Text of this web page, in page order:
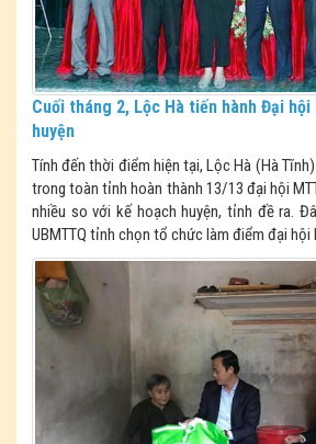
Cuối tháng 2, Lộc Hà tiến hành Đại
huyện
Tính đến thời điểm hiện tại, Lộc Hà (Hà
trong toàn tỉnh hoàn thành 13/13 đại hội
nhiều so với kế hoạch huyện, tỉnh đề ra.
UBMTTQ tỉnh chọn tổ chức làm điểm đại hội